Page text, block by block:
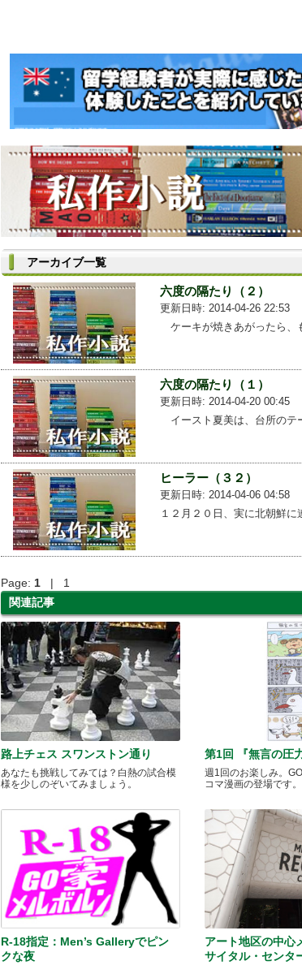
アーカイブ一覧
六度の隔たり（２）
更新日時: 2014-04-26 22:53
ケーキが焼きあがったら、
六度の隔たり（１）
更新日時: 2014-04-20 00:45
イースト夏美は、台所のテ
ヒーラー（３２）
更新日時: 2014-04-06 04:58
１２月２０日、実に北朝鮮
Page:1 | 1
関連記事
路上チェス スワンストン通り
あなたも挑戦してみては？白熱の試合模
様を少しのぞいてみましょう。
第1回 『無言の圧力
週1回のお楽しみ。
コマ漫画の登場です。
R-18指定：Men’s Galleryでピン
クな夜
アート地区の中心
サイタル・センタ